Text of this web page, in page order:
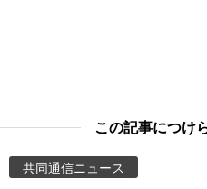
この記事につけ
共同通信ニュース